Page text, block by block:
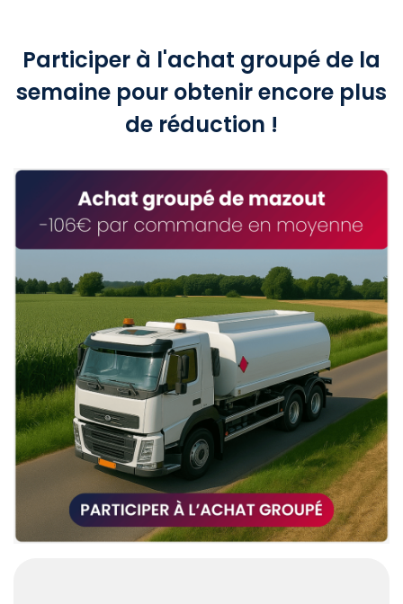
Participer à l'achat groupé de la
semaine pour obtenir encore plus
de réduction !